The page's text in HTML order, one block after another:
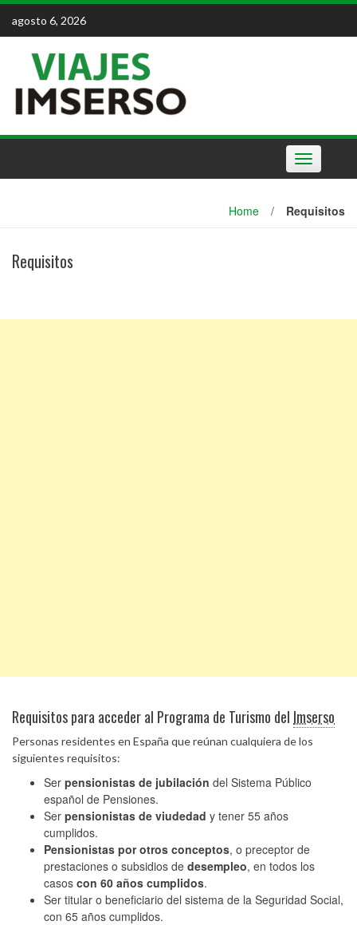
Skip
content
agosto 6, 2026
Toggle
navigation
Home / Requisitos
Requisitos
Requisitos para acceder al Programa de Turismo del Imserso
Personas residentes en España que reúnan cualquiera de los
siguientes requisitos:
Ser pensionistas de jubilación del Sistema Público
español de Pensiones.
Ser pensionistas de viudedad y tener 55 años
cumplidos.
Pensionistas por otros conceptos, o preceptor de
prestaciones o subsidios de desempleo, en todos los
casos con 60 años cumplidos.
Ser titular o beneficiario del sistema de la Seguridad Social,
con 65 años cumplidos.